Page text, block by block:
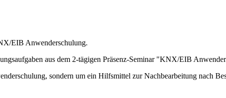
EIB Anwenderschulung.
aus dem 2-tägigen Präsenz-Seminar "KNX/EIB
sondern um ein Hilfsmittel zur Nachbearbeitung nach